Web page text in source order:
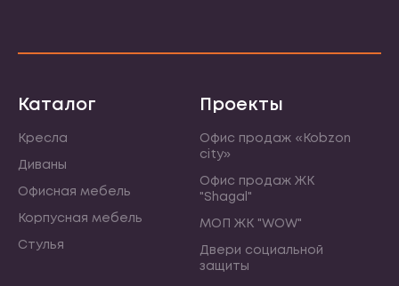
Каталог
Кресла
Диваны
Офисная мебель
Корпусная мебель
Стулья
Проекты
Офис продаж «Kobzon
city»
Офис продаж ЖК
"Shagal"
МОП ЖК "WOW"
Двери социальной
защиты